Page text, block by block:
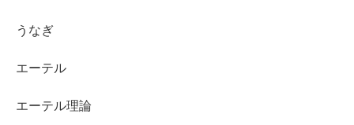
うなぎ
エーテル
エーテル理論